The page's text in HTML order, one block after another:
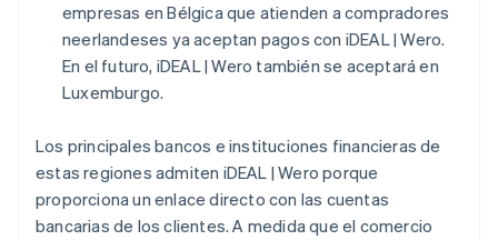
empresas en Bélgica que atienden a compradores
neerlandeses ya aceptan pagos con iDEAL | Wero.
En el futuro, iDEAL | Wero también se aceptará en
Luxemburgo.
Los principales bancos e instituciones financieras de
estas regiones admiten iDEAL | Wero porque
proporciona un enlace directo con las cuentas
bancarias de los clientes. A medida que el comercio